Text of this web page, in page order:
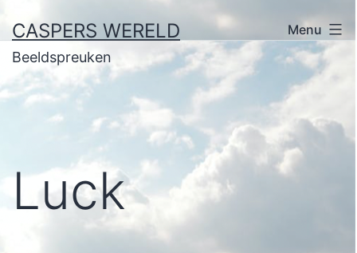
naar
de
inhoud
CASPERS WERELD
Beeldspreuken
Menu
Luck